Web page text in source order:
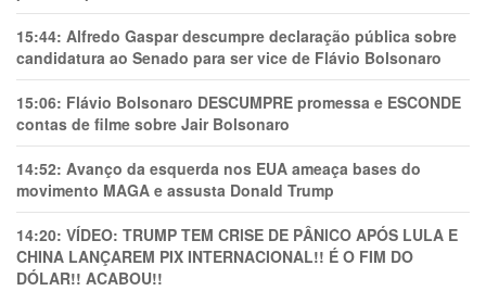
15:44: Alfredo Gaspar descumpre declaração pública sobre
candidatura ao Senado para ser vice de Flávio Bolsonaro
15:06: Flávio Bolsonaro DESCUMPRE promessa e ESCONDE
contas de filme sobre Jair Bolsonaro
14:52: Avanço da esquerda nos EUA ameaça bases do
movimento MAGA e assusta Donald Trump
14:20: VÍDEO: TRUMP TEM CRlSE DE PÂNlCO APÓS LULA E
CHINA LANÇAREM PIX INTERNACIONAL!! É O FIM DO
DÓLAR!! ACABOU!!